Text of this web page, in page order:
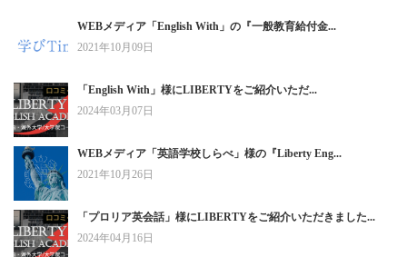
WEBメディア「English With」の『一般教育給付金...
2021年10月09日
「English With」様にLIBERTYをご紹介いただ...
2024年03月07日
WEBメディア「英語学校しらべ」様の『Liberty Eng...
2021年10月26日
「プロリア英会話」様にLIBERTYをご紹介いただきました...
2024年04月16日